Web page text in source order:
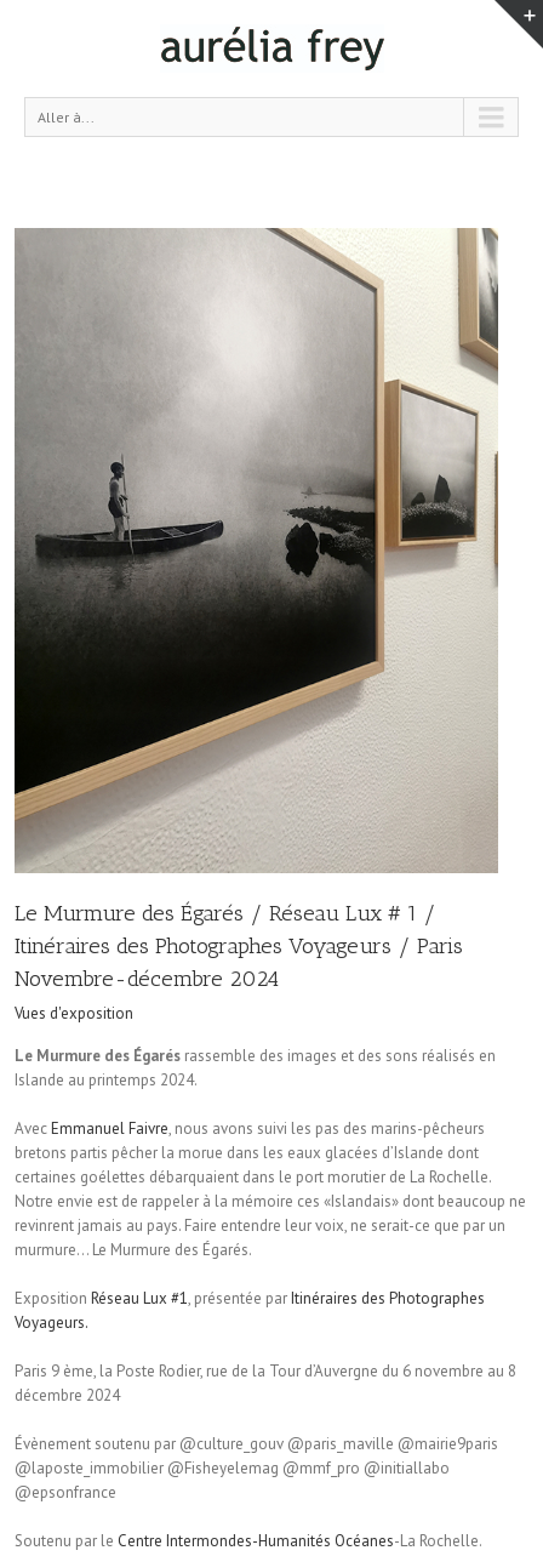
Aller à...
Le Murmure des Égarés / Réseau Lux # 1 /
Itinéraires des Photographes Voyageurs / Paris
Novembre-décembre 2024
Vues d'exposition
Le Murmure des Égarés rassemble des images et des sons réalisés en
Islande au printemps 2024.
AvecEmmanuel Faivre, nous avons suivi les pas des marins-pêcheurs
bretons partis pêcher la morue dans les eaux glacées d’Islande dont
certaines goélettes débarquaient dans le port morutier de La Rochelle.
Notre envie est de rappeler à la mémoire ces «Islandais» dont beaucoup ne
revinrent jamais au pays. Faire entendre leur voix, ne serait-ce que par un
murmure… Le Murmure des Égarés.
Exposition Réseau Lux #1, présentée parItinéraires des Photographes
Voyageurs.
Paris 9 ème, la Poste Rodier, rue de la Tour d’Auvergne du 6 novembre au 8
décembre 2024
Évènement soutenu par @culture_gouv @paris_maville @mairie9paris
@laposte_immobilier @Fisheyelemag @mmf_pro @initiallabo
@epsonfrance
Soutenu par le Centre Intermondes-Humanités Océanes-La Rochelle.